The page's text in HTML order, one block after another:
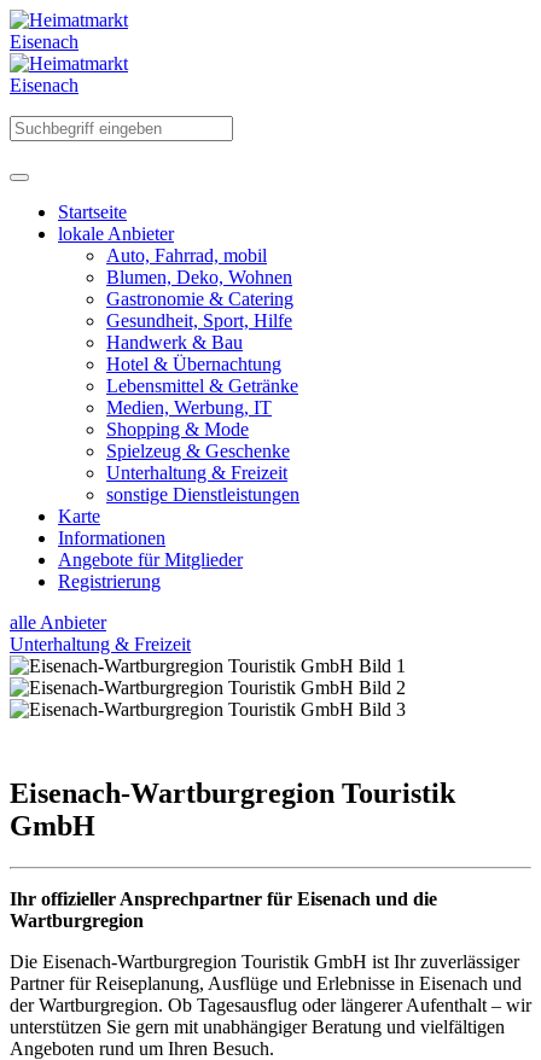
Startseite
lokale Anbieter
Auto, Fahrrad, mobil
Blumen, Deko, Wohnen
Gastronomie & Catering
Gesundheit, Sport, Hilfe
Handwerk & Bau
Hotel & Übernachtung
Lebensmittel & Getränke
Medien, Werbung, IT
Shopping & Mode
Spielzeug & Geschenke
Unterhaltung & Freizeit
sonstige Dienstleistungen
Karte
Informationen
Angebote für Mitglieder
Registrierung
alle Anbieter
Unterhaltung & Freizeit
Eisenach-Wartburgregion Touristik
GmbH
Ihr offizieller Ansprechpartner für Eisenach und die
Wartburgregion
Die Eisenach-Wartburgregion Touristik GmbH ist Ihr zuverlässiger
Partner für Reiseplanung, Ausflüge und Erlebnisse in Eisenach und
der Wartburgregion. Ob Tagesausflug oder längerer Aufenthalt – wir
unterstützen Sie gern mit unabhängiger Beratung und vielfältigen
Angeboten rund um Ihren Besuch.